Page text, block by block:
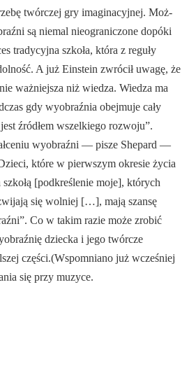
twórczej gry imaginacyjnej. Moż­
są niemal nieograniczone dopóki
tradycyjna szkoła, która z reguły
A już Einstein zwrócił uwagę, że
ważniejsza niż wiedza. Wiedza ma
gdy wyobraźnia obejmuje cały
źródłem wszelkiego rozwoju”.
wyobraźni — pisze Shepard —
które w pierwszym okresie życia
[podkreślenie moje], których
się wolniej […], mają szansę
Co w takim razie może zrobić
dziecka i jego twórcze
części.(Wspomniano już wcześniej
się przy muzyce.